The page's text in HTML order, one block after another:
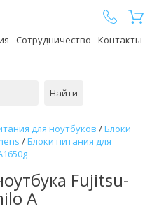
Сотрудничество Контакты
Найти
для ноутбуков /Блоки
/Блоки питания для
Fujitsu-
A